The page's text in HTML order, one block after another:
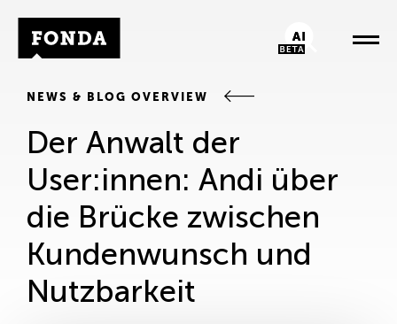
Fonda Logo AI-Chatbot
NEWS & BLOG OVERVIEW
Der Anwalt der
User:innen: Andi über
die Brücke zwischen
Kundenwunsch und
Nutzbarkeit